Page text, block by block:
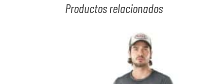
Productos relacionados